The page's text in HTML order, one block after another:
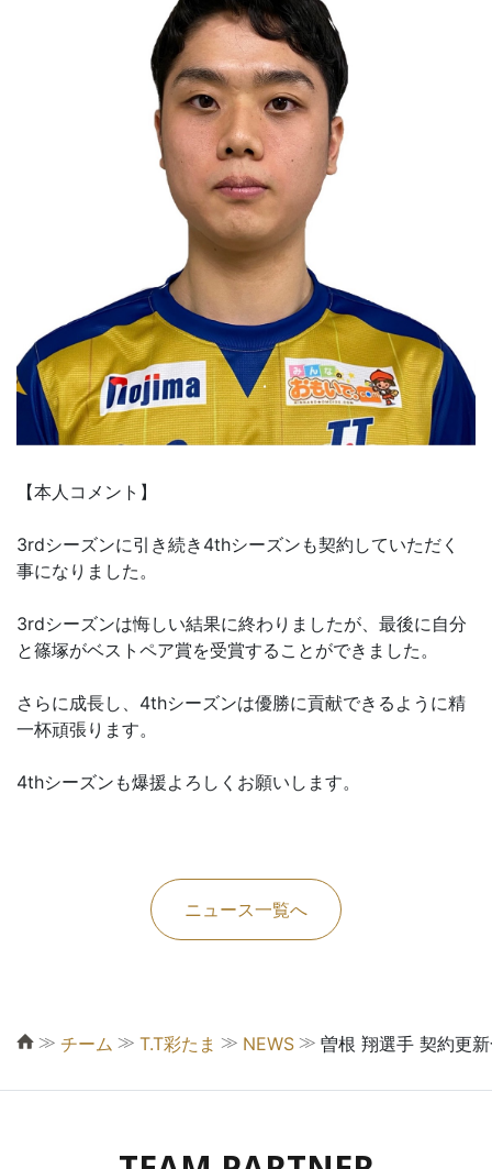
【本人コメント】
3rdシーズンに引き続き4thシーズンも契約していただく
事になりました。
3rdシーズンは悔しい結果に終わりましたが、最後に自分
と篠塚がベストペア賞を受賞することができました。
さらに成長し、4thシーズンは優勝に貢献できるように精
一杯頑張ります。
4thシーズンも爆援よろしくお願いします。
ニュース一覧へ
≫ チーム ≫ T.T彩たま ≫ NEWS ≫ 曽根 翔選手 契約更